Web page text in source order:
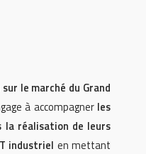
le marché du Grand
à accompagner les
la réalisation de leurs
industriel en mettant